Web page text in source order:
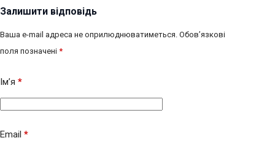
Залишити відповідь
Ваша e-mail адреса не оприлюднюватиметься. Обов’язкові
поля позначені *
Ім’я *
Email *